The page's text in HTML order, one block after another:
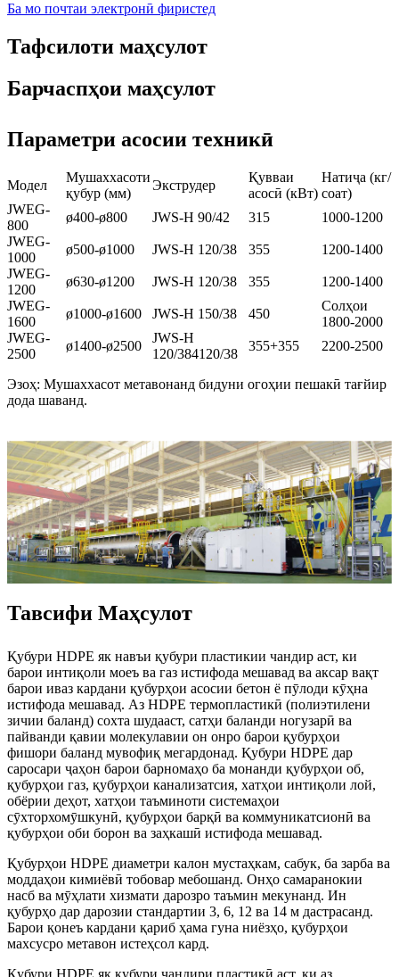
Ба мо почтаи электронӣ фиристед
Тафсилоти маҳсулот
Барчаспҳои маҳсулот
Параметри асосии техникӣ
Модел
Мушаххасоти
қубур (мм)
Экструдер
Қувваи
асосӣ (кВт)
Натиҷа (кг/
соат)
JWEG-
800
ø400-ø800 JWS-H 90/42 315
1000-1200
JWEG-
1000
ø500-ø1000 JWS-H 120/38 355
1200-1400
JWEG-
1200
ø630-ø1200 JWS-H 120/38 355
1200-1400
JWEG-
1600
ø1000-ø1600 JWS-H 150/38 450
Солҳои
1800-2000
JWEG-
2500
ø1400-ø2500
JWS-H
120/384120/38
355+355 2200-2500
Эзоҳ: Мушаххасот метавонанд бидуни огоҳии пешакӣ тағйир
дода шаванд.
Тавсифи Маҳсулот
Қубури HDPE як навъи қубури пластикии чандир аст, ки
барои интиқоли моеъ ва газ истифода мешавад ва аксар вақт
барои иваз кардани қубурҳои асосии бетон ё пӯлоди кӯҳна
истифода мешавад. Аз HDPE термопластикӣ (полиэтилени
зичии баланд) сохта шудааст, сатҳи баланди ногузарӣ ва
пайванди қавии молекулавии он онро барои қубурҳои
фишори баланд мувофиқ мегардонад. Қубури HDPE дар
саросари ҷаҳон барои барномаҳо ба монанди қубурҳои об,
қубурҳои газ, қубурҳои канализатсия, хатҳои интиқоли лой,
обёрии деҳот, хатҳои таъминоти системаҳои
сӯхторхомӯшкунӣ, қубурҳои барқӣ ва коммуникатсионӣ ва
қубурҳои оби борон ва заҳкашӣ истифода мешавад.
Қубурҳои HDPE диаметри калон мустаҳкам, сабук, ба зарба ва
моддаҳои кимиёвӣ тобовар мебошанд. Онҳо самаранокии
насб ва мӯҳлати хизмати дарозро таъмин мекунанд. Ин
қубурҳо дар дарозии стандартии 3, 6, 12 ва 14 м дастрасанд.
Барои қонеъ кардани қариб ҳама гуна ниёзҳо, қубурҳои
махсусро метавон истеҳсол кард.